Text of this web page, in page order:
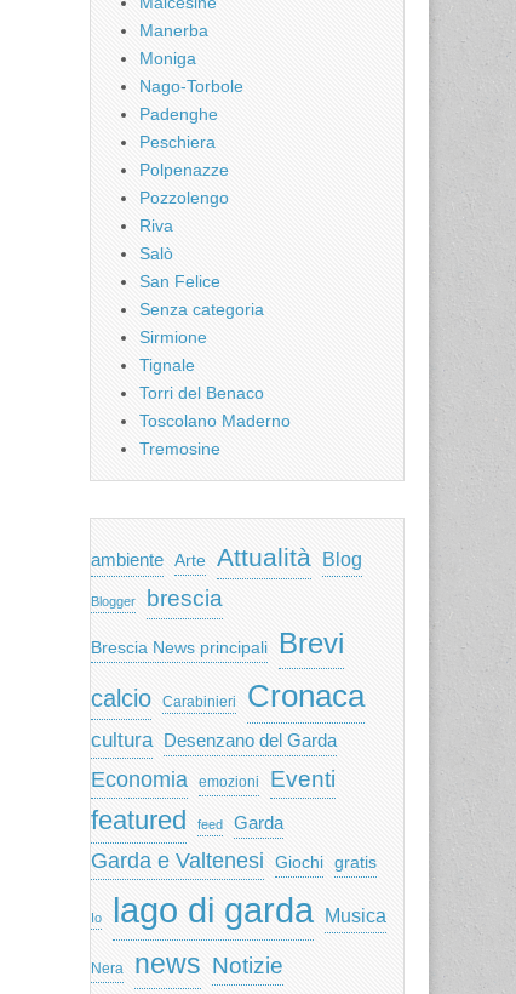
Manerba
Moniga
Nago-Torbole
Padenghe
Peschiera
Polpenazze
Pozzolengo
Riva
Salò
San Felice
Senza categoria
Sirmione
Tignale
Torri del Benaco
Toscolano Maderno
Tremosine
ambiente Arte Attualità Blog
Blogger brescia
Brescia News principali Brevi
calcio Carabinieri Cronaca
cultura Desenzano del Garda
Economia emozioni Eventi
featured feed Garda
Garda e Valtenesi Giochi gratis
Io lago di garda Musica
Nera news Notizie